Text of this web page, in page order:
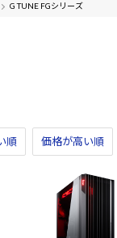
・ゲーム向けパソコン
コン
期間限定セール
今イチオシのパソコンをピ
Copilot+ PC
G TUNE FGシリーズ
順 価格が高い順